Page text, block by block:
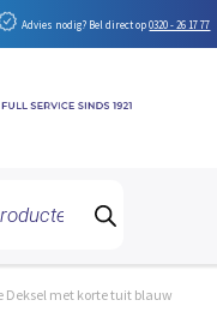
Advies nodig? Bel direct op0320 - 26 17 77
Deksel met korte tuit blauw